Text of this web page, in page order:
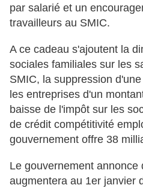
par salarié et un
travailleurs au SMIC.
A ce cadeau s'ajoutent la
sociales familiales sur les
SMIC, la suppression
les entreprises d'un
baisse de l'impôt sur les
de crédit compétitivité
gouvernement offre 38
Le gouvernement annonce
augmentera au 1er janvier